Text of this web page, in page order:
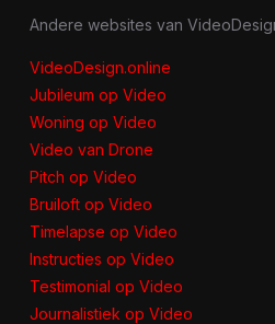
Andere websites van
VideoDesign.online
Jubileum op Video
Woning op Video
Video van Drone
Pitch op Video
Bruiloft op Video
Timelapse op Video
Instructies op Video
Testimonial op Video
Journalistiek op Video